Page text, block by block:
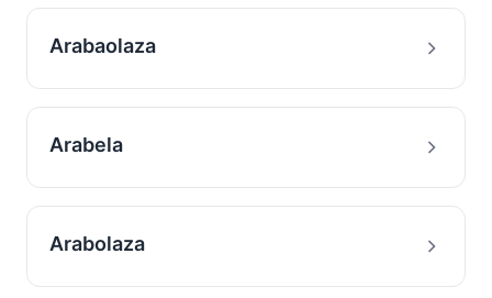
Arabaolaza
Arabela
Arabolaza